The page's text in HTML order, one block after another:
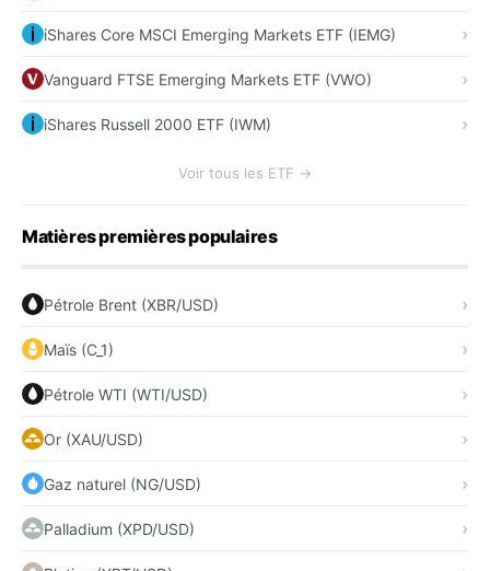
iShares Core MSCI Emerging Markets ETF (IEMG)
Vanguard FTSE Emerging Markets ETF (VWO)
iShares Russell 2000 ETF (IWM)
Voir tous les ETF →
Matières premières populaires
Pétrole Brent (XBR/USD)
Maïs (C_1)
Pétrole WTI (WTI/USD)
Or (XAU/USD)
Gaz naturel (NG/USD)
Palladium (XPD/USD)